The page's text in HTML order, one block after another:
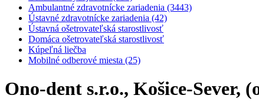
Ambulantné zdravotnícke zariadenia (3443)
Ústavné zdravotnícke zariadenia (42)
Ústavná ošetrovateľská starostlivosť
Domáca ošetrovateľská starostlivosť
Kúpeľná liečba
Mobilné odberové miesta (25)
Ono-dent s.r.o., Košice-Sever,